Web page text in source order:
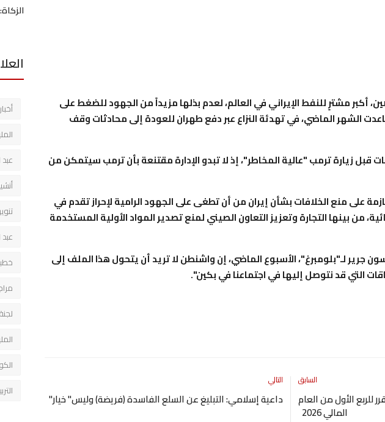
أكبر مشترٍ للنفط الإيراني في العالم، لعدم بذلها مزيداً من الجهود للضغط على
الشهر الماضي، في تهدئة النزاع عبر دفع طهران للعودة إلى محادثات وقف
زيارة ترمب "عالية المخاطر"، إذ لا تبدو الإدارة مقتنعة بأن ترمب سيتمكن من
على منع الخلافات بشأن إيران من أن تطغى على الجهود الرامية لإحراز تقدم في
من بينها التجارة وتعزيز التعاون الصيني لمنع تصدير المواد الأولية المستخدمة
جرير لـ"بلومبرغ"، الأسبوع الماضي، إن واشنطن لا تريد أن يتحول هذا الملف إلى
التي قد نتوصل إليها في اجتماعنا في بكين".
السابق
الربط المقرر للربع الأول من العام
المالي 2026
التالي
داعية إسلامي: التبليغ عن السلع الفاسدة (فريضة) وليس" خيار"
الزكاة: 113% نسبة الجبايات خلال التسعة اشهر الاولى...
أخبار